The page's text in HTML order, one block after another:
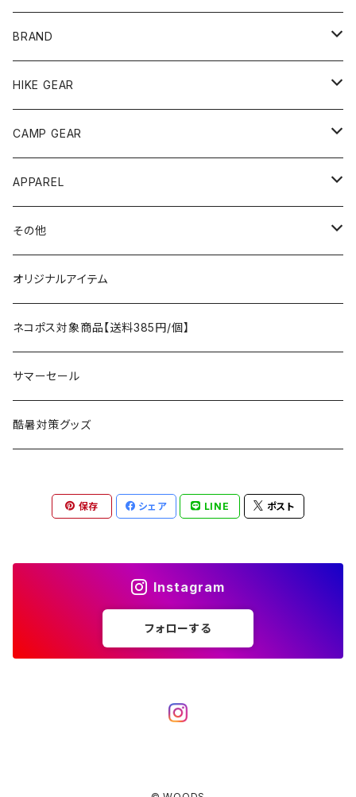
BRAND
andwander
ANOBA
AO COOLERS
asobito
AS2OV
AXESQUIN
Ballistics
BEDROCK SANDALS
BROOKLYN WORKS
HIKE GEAR
テント、シェルター
バックパック
ポーチ／サコッシュ
ストレージ
パッキングアクセサリー
スリーピングギア
クッキングギア
カトラリー
ヘッドライト／ランタン
アクセサリー
CAMP GEAR
テント、タープ
テント、シェルター
タープ
スリーピングギア
寝袋
マット
アクセサリー
テーブル、チェア
テーブル
チェア
ランタン、ライト
燃料ランタン
LEDライト
焚火台／薪ストーブ
焚火台
七輪、グリル
暖房器具
ガスストーブ
湯たんぽ
斧、鉈
クッキングギア
バーナー／ストーブ
カトラリー
コンテナ、ギアケース
APPAREL
トップス
ボトムス
アンダーウェア
ハンドウェア
ヘッドギア
フットウェア
アクセサリー
その他
遊び
フィッシング
ラジコン
ケア用品
雑貨
アウトレット
オリジナルアイテム
ネコポス対象商品【送料385円/個】
サマーセール
酷暑対策グッズ
保存 シェア LINE ポスト
Instagram
フォローする